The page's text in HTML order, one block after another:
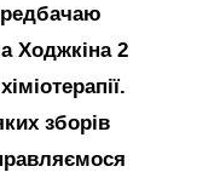
Ходжкіна 2
зборів